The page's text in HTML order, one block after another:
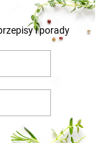
i porady